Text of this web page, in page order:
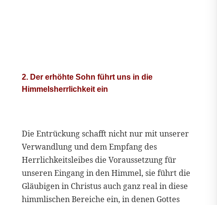
2. Der erhöhte Sohn führt uns in die
Himmelsherrlichkeit ein
Die Entrückung schafft nicht nur mit unserer
Verwandlung und dem Empfang des
Herrlichkeitsleibes die Voraussetzung für
unseren Eingang in den Himmel, sie führt die
Gläubigen in Christus auch ganz real in diese
himmlischen Bereiche ein, in denen Gottes